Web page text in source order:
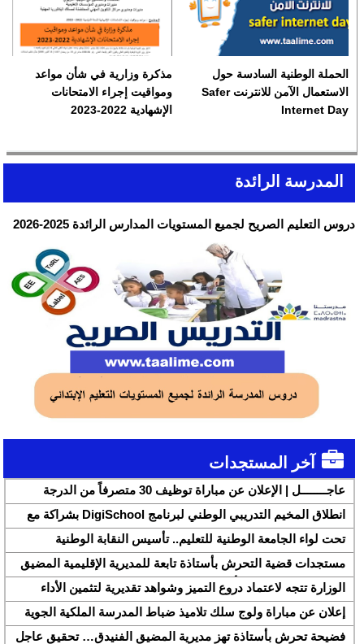
الحملة الوطنية السادسة حول
الاستعمال الآمن للانترنت Safer
Internet Day
مذكرة وزارية في شأن مواعد
ومواقيت إجراء الامتحانات
الإشهادية 2022-2023
المدرسة الرائدة
دروس التعليم الصريح لجميع المستويات المدارس الرائدة 2025-2026
آخر المستجدات
عاجــــــــل | الإعلان عن مباراة توظيف 30 متصرفاً من الدرجة
الثانية بقطاع الشباب
انطلاق المخيم التدريبي الوطني لبرنامج DigiSchool بشراكة مع
شركة هواوي المغرب
تحت لواء الجامعة الوطنية للتعليم.. تأسيس النقابة الوطنية
للمتصرفين والمتصرفات بقطاع التربية الوطنية SNASE وانتخاب
مكتبها الوطني
مستجدات قضية التحرش بأستاذة تابعة للمديرية الإقليمية المضيق
الفنيدق ولجنة تابعة للأكاديمية الجهوية للتربية والتكوين بجهة طنجة
تطوان الحسيمة، تحل بذات المديرية الإقليمية
الوزارة تتجه لاعتماد دروع التميز وشواهد تقديرية لتثمين الأداء
التربوي بمؤسسات الريادة
إعلان عن مباراة ولوج سلك تلاميذ ضباط المدرسة الملكية الجوية
لسنة 2026
فضيحة تحرش بأستاذة تهز مديرية المضيق الفنيدق… تحقيق عاجل